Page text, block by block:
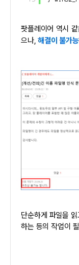
팟플레이어 역시
으나,해결이 불가능
단순하게 파일을
하는 등의 작업이